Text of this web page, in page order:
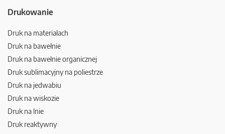
Drukowanie
Druk na materiałach
Druk na bawełnie
Druk na bawełnie organicznej
Druk sublimacyjny na poliestrze
Druk na jedwabiu
Druk na wiskozie
Druk na lnie
Druk reaktywny